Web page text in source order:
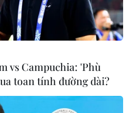
vs Campuchia: 'Phù
toan tính đường dài?